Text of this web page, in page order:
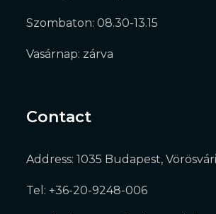
Szombaton: 08.30-13.15
Vasárnap: zárva
Contact
Address: 1035 Budapest,
Tel: +36-20-9248-006